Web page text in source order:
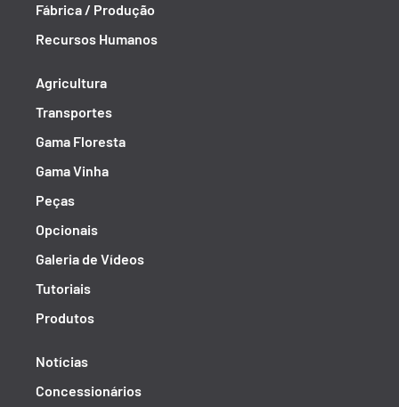
Fábrica / Produção
Recursos Humanos
Agricultura
Transportes
Gama Floresta
Gama Vinha
Peças
Opcionais
Galeria de Vídeos
Tutoriais
Produtos
Notícias
Concessionários